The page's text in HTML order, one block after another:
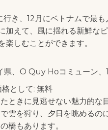
き、12月にベトナムで最
加えて、風に揺れる新鮮な
楽しむことができます。
県、O Quy Hoコミューン、
として: 無料
ときに見逃せない魅力的
雲を狩り、夕日を眺めるの
橋もあります。